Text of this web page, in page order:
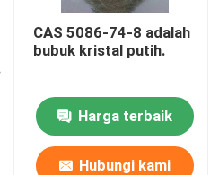
CAS 5086-74-8 adalah
bubuk kristal putih.
Harga terbaik
Hubungi kami